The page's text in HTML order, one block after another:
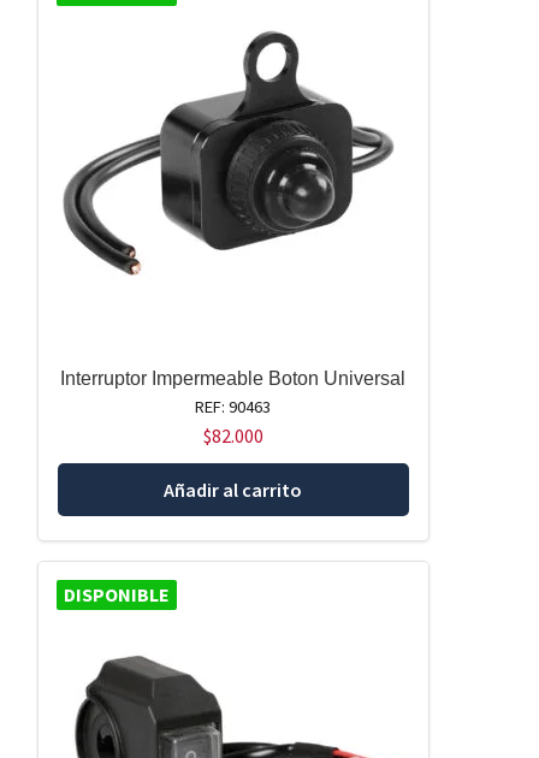
Interruptor Impermeable Boton Universal
REF: 90463
$82.000
Añadir al carrito
DISPONIBLE